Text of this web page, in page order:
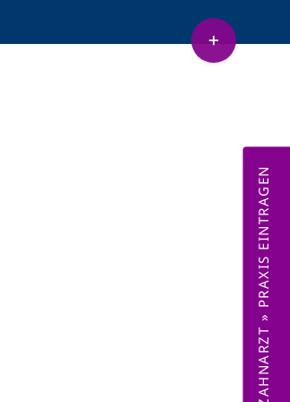
Toggle
Sliding
ZAHNARZT » PRAXIS EINTRAGEN